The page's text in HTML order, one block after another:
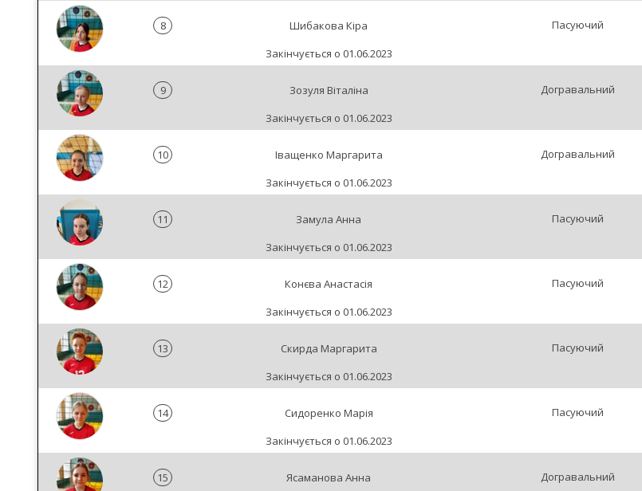
8
Шибакова Кіра
Закінчується о 01.06.2023
Пасуючий
9
Зозуля Віталіна
Закінчується о 01.06.2023
Догравальний
10
Іващенко Маргарита
Закінчується о 01.06.2023
Догравальний
11
Замула Анна
Закінчується о 01.06.2023
Пасуючий
12
Конєва Анастасія
Закінчується о 01.06.2023
Пасуючий
13
Скирда Маргарита
Закінчується о 01.06.2023
Пасуючий
14
Сидоренко Марія
Закінчується о 01.06.2023
Пасуючий
15
Ясаманова Анна
Догравальний